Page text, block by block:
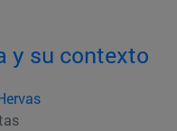
y su contexto